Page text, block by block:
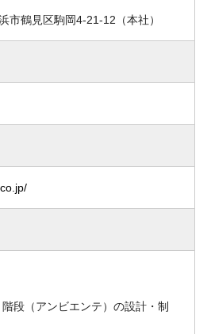
市鶴見区駒岡4-21-12（本社）
段（アンビエンテ）の設計・制